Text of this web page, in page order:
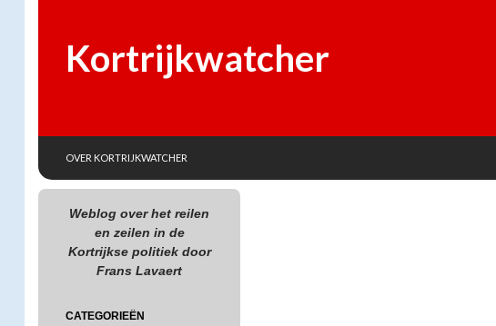
Kortrijkwatcher
OVER KORTRIJKWATCHER
Weblog over het reilen
en zeilen in de
Kortrijkse politiek door
Frans Lavaert
CATEGORIEËN